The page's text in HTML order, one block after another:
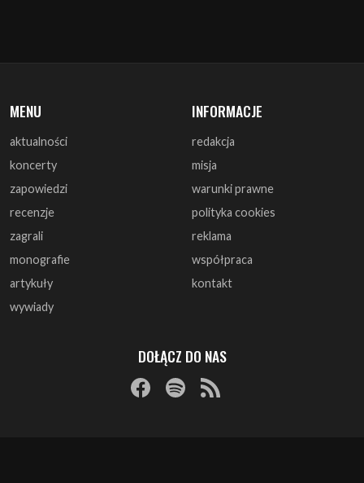
MENU
aktualności
koncerty
zapowiedzi
recenzje
zagrali
monografie
artykuły
wywiady
INFORMACJE
redakcja
misja
warunki prawne
polityka cookies
reklama
współpraca
kontakt
DOŁĄCZ DO NAS